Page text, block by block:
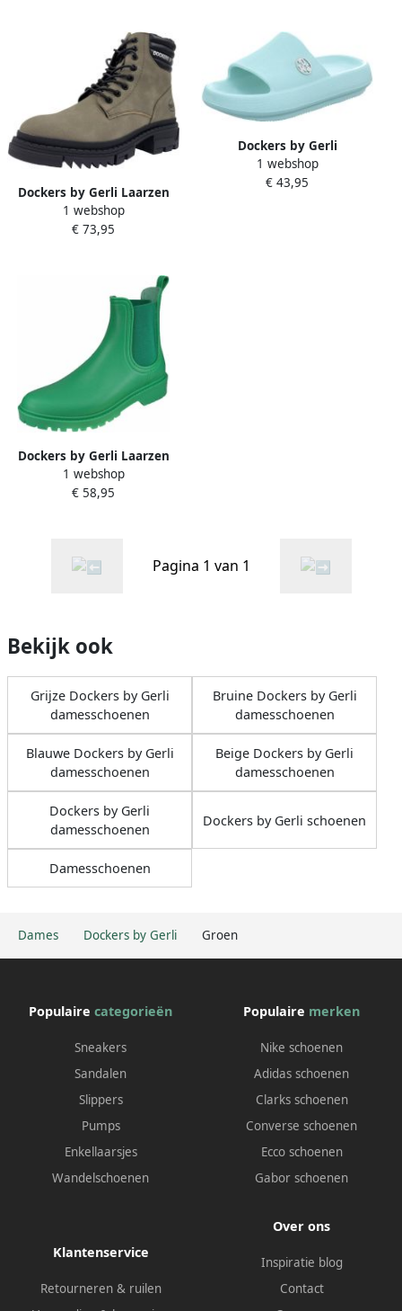
Dames Dockers by Gerli Groen
Dockers by Gerli Laarzen
1 webshop
€ 73,95
Dockers by Gerli
Waterschoenen
1 webshop
€ 43,95
Dockers by Gerli Laarzen
1 webshop
€ 58,95
Pagina 1 van 1
Bekijk ook
Grijze Dockers by Gerli
damesschoenen
Bruine Dockers by Gerli
damesschoenen
Blauwe Dockers by Gerli
damesschoenen
Beige Dockers by Gerli
damesschoenen
Dockers by Gerli
damesschoenen
Dockers by Gerli schoenen
Damesschoenen
Populaire categorieën
Sneakers
Sandalen
Slippers
Pumps
Enkellaarsjes
Wandelschoenen
Populaire merken
Nike schoenen
Adidas schoenen
Clarks schoenen
Converse schoenen
Ecco schoenen
Gabor schoenen
Klantenservice
Retourneren & ruilen
Over ons
Inspiratie blog
Contact